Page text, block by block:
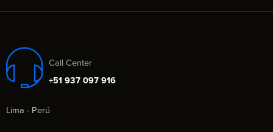
Call Center
+51 937 097 916
Lima - Perú